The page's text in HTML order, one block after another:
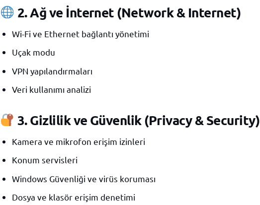
2.Ağ ve İnternet (Network & Internet)
Wi-Fi ve Ethernet bağlantı yönetimi
Uçak modu
VPN yapılandırmaları
Veri kullanımı analizi
3.Gizlilik ve Güvenlik (Privacy & Security)
Kamera ve mikrofon erişim izinleri
Konum servisleri
Windows Güvenliği ve virüs koruması
Dosya ve klasör erişim denetimi